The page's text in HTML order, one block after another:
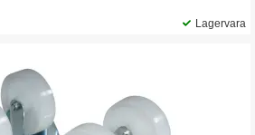
Lagervara